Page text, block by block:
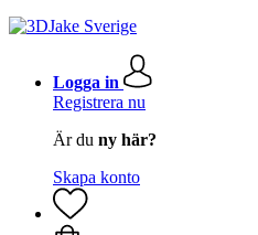
Logga in
Registrera nu
Är du ny här?
Skapa konto